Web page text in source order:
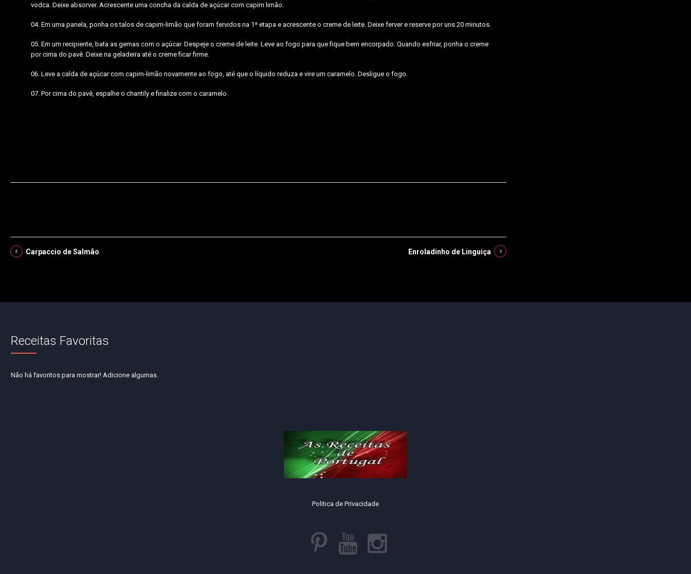
vodca. Deixe absorver. Acrescente uma concha da calda de açúcar com capim limão.
Em uma panela, ponha os talos de capim-limão que foram fervidos na 1ª etapa e acrescente o creme de leite. Deixe ferver e reserve por uns 20 minutos.
Em um recipiente, bata as gemas com o açúcar. Despeje o creme de leite. Leve ao fogo para que fique bem encorpado. Quando esfriar, ponha o creme
por cima do pavê. Deixe na geladeira até o creme ficar firme.
Leve a calda de açúcar com capim-limão novamente ao fogo, até que o líquido reduza e vire um caramelo. Desligue o fogo.
Por cima do pavê, espalhe o chantily e finalize com o caramelo.
Carpaccio de Salmão Enroladinho de Linguiça
Receitas Favoritas
Não há favoritos para mostrar! Adicione algumas.
Politica de Privacidade